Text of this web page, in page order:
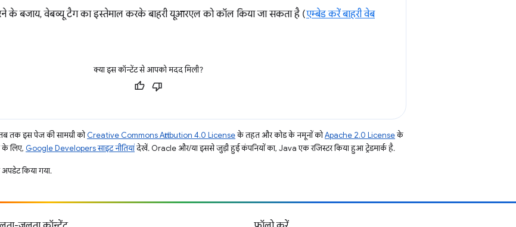
के बजाय, वेबव्यू टैग का इस्तेमाल करके बाहरी यूआरएल को कॉल किया जा सकता है (एम्बेड करें बाहरी वेब
क्या इस कॉन्टेंट से आपको मदद मिली?
तक इस पेज की सामग्री कोCreative Commons Attribution 4.0 Licenseके तहत और कोड के नमूनों कोApache 2.0 Licenseके
के लिए, Google Developers साइट नीतियांदेखें. Oracle और/या इससे जुड़ी हुई कंपनियों का, Java एक रजिस्टर किया हुआ ट्रेडमार्क है.
किया गया.